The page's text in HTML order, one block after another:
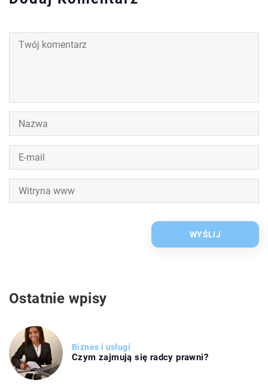
Ostatnie wpisy
Biznes i usługi
Czym zajmują się radcy prawni?